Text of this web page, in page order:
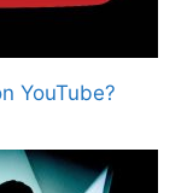
YouTube?